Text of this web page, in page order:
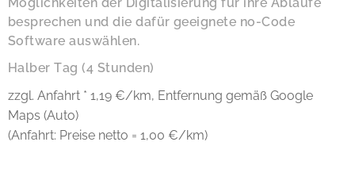
Möglichkeiten der Digitalisierung für ihre Abläufe
besprechen und die dafür geeignete no-Code
Software auswählen.
Halber Tag (4 Stunden)
zzgl. Anfahrt * 1,19 €/km, Entfernung gemäß Google
Maps (Auto)
(Anfahrt: Preise netto = 1,00 €/km)